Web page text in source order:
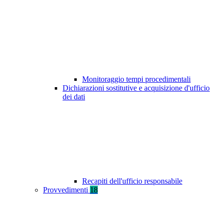
Monitoraggio tempi procedimentali
Dichiarazioni sostitutive e acquisizione d'ufficio
dei dati
Recapiti dell'ufficio responsabile
Provvedimenti 18